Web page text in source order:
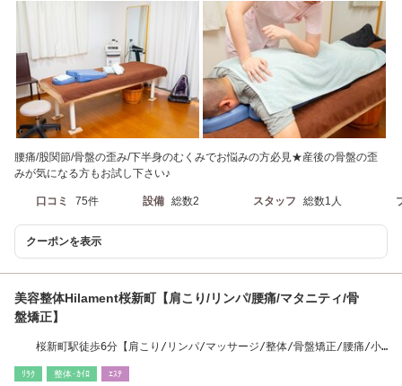
腰痛/股関節/骨盤の歪み/下半身のむくみでお悩みの方必見★産後の骨盤の歪
みが気になる方もお試し下さい♪
口コミ 75件 設備 総数2 スタッフ 総数1人
クーポンを表示
美容整体Hilament桜新町【肩こり/リンパ/腰痛/マタニティ/骨
盤矯正】
桜新町駅徒歩6分【肩こり/リンパ/マッサージ/整体/骨盤矯正/腰痛/小
ﾘﾗｸ 整体･ｶｲﾛ ｴｽﾃ